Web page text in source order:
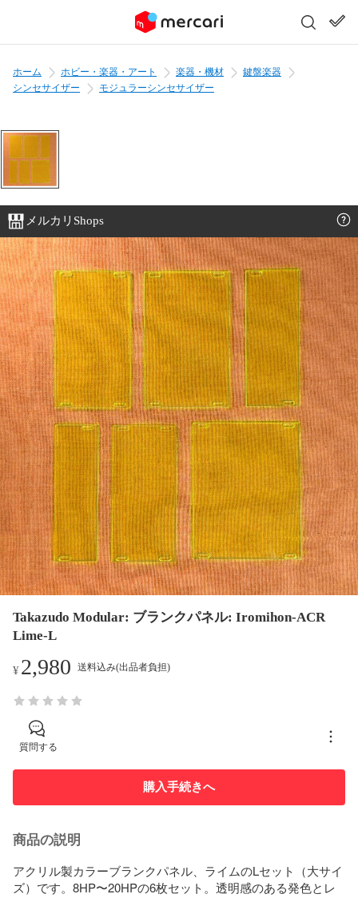
ホーム ホビー・楽器・アート 楽器・機材
鍵盤楽器
シンセサイザー
モジュラーシンセサイザー
メルカリShops
Takazudo Modular: ブランクパネル: Iromihon-ACR
Lime-L
¥2,980 送料込み(出品者負担)
質問する
購入手続きへ
商品の説明
アクリル製カラーブランクパネル、ライムのLセット（大サイ
ズ）です。8HP〜20HPの6枚セット。透明感のある発色とレ